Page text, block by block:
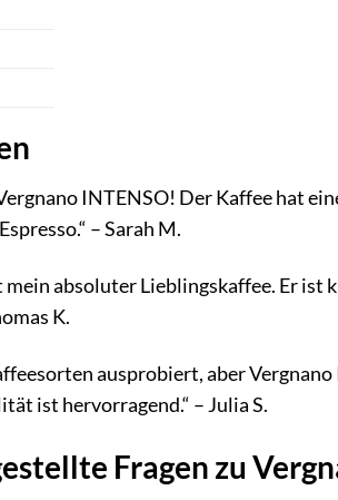
INTENSO! Der Kaffee hat
– Sarah M.
mein absoluter Lieblingskaffee. Er
K.
ausprobiert, aber
ist hervorragend.“ – Julia S.
Fragen zu